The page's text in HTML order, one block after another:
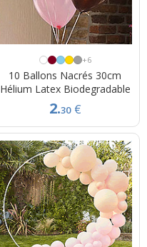
+6
10 Ballons Nacrés 30cm
Hélium Latex Biodegradable
2.30 €